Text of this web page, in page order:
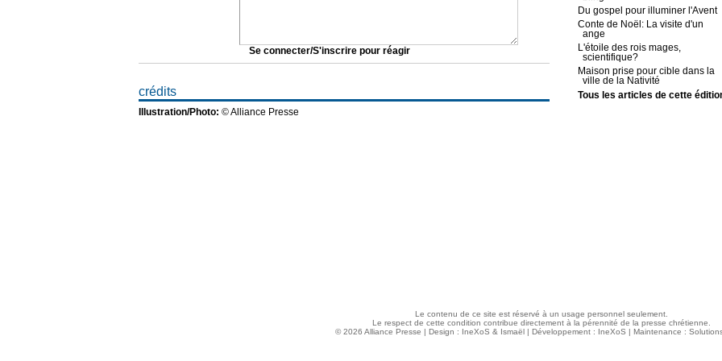
Se connecter/S'inscrire pour réagir
crédits
Illustration/Photo: © Alliance Presse
Du gospel pour illuminer l'Avent
Conte de Noël: La visite d'un
ange
L'étoile des rois mages,
scientifique?
Maison prise pour cible dans la
ville de la Nativité
Tous les articles de cette
Le contenu de ce site est réservé à un usage personnel seulement.
Le respect de cette condition contribue directement à la pérennité de la presse chrétienne.
© 2026 Alliance Presse | Design : IneXoS & Ismaël | Développement : IneXoS | Maintenance :